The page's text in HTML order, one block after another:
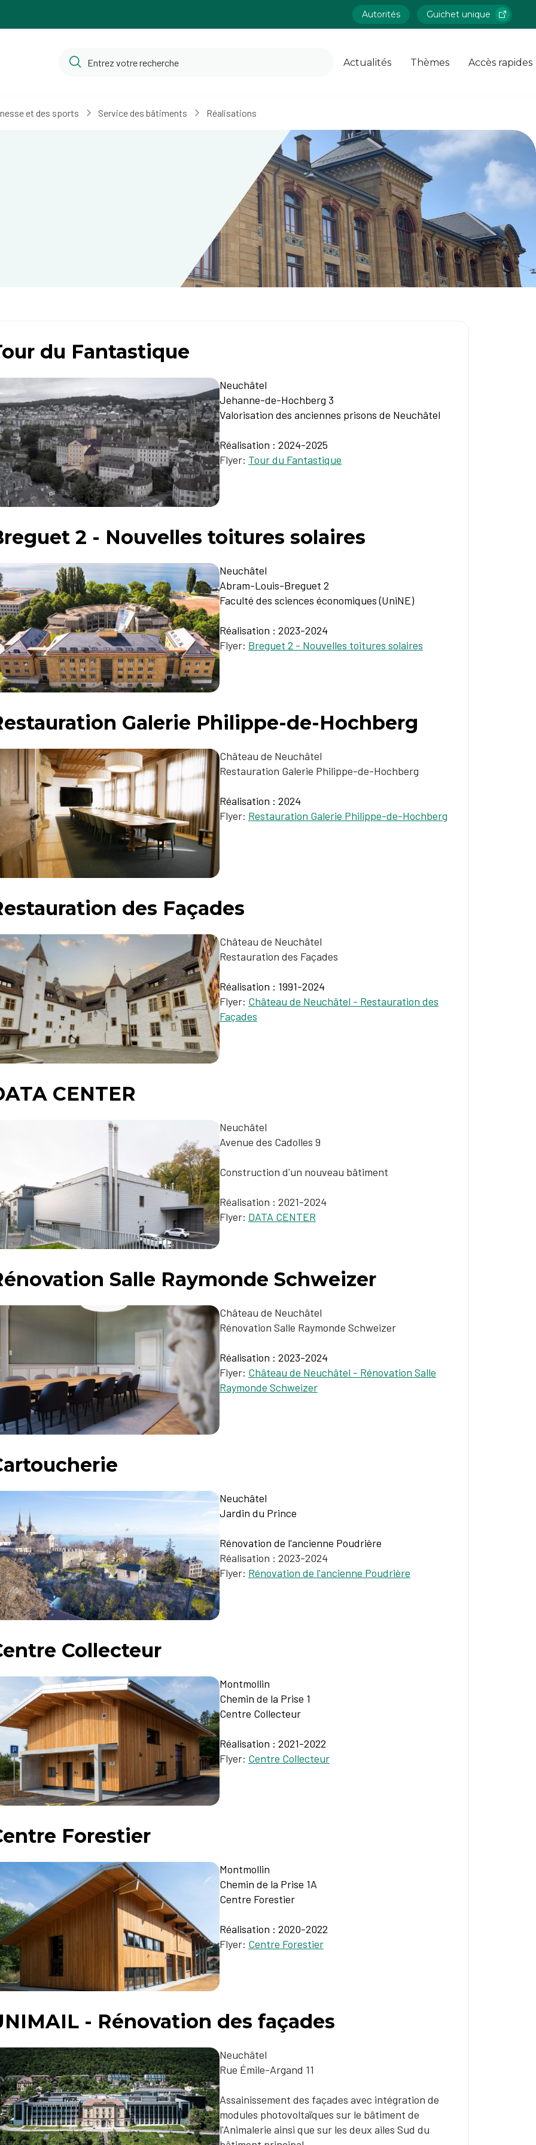
Autorités Guichet unique
Actualités Thèmes Accès rapides
et des sports Service des bâtiments Réalisations
du Fantastique
Neuchâtel
Jehanne-de-Hochberg 3
Valorisation des anciennes prisons de Neuchâtel
Réalisation : 2024-2025
Flyer: Tour du Fantastique
2 - Nouvelles toitures solaires
Neuchâtel
Abram-Louis-Breguet 2
Faculté des sciences économiques (UniNE)
Réalisation : 2023-2024
Flyer: Breguet 2 - Nouvelles toitures solaires
Galerie Philippe-de-Hochberg
Château de Neuchâtel
Restauration Galerie Philippe-de-Hochberg
Réalisation : 2024
Flyer: Restauration Galerie Philippe-de-Hochberg
des Façades
Château de Neuchâtel
Restauration des Façades
Réalisation : 1991-2024
Flyer: Château de Neuchâtel - Restauration des
Façades
CENTER​​​​​
Neuchâtel
Avenue des Cadolles 9
Construction d'un nouveau bâtiment
Réalisation : 2021-202​4
Flyer: DATA CENTER​​​​​
Salle Raymonde Schweizer
Château de Neuchâtel
Rénovation Salle Raymonde Schweizer
Réalisation : 2023-2024
Flyer: Château de Neuchâtel - Rénovation Salle
Raymonde Schweizer
Neuchâtel
Jardin du Prince
Rénovation de l'ancienne Poudrière
Réalisation : 2023-2024
Flyer: Rénovation de l'ancienne Poudrière
Collecteur
Montmollin
Chemin de la Prise 1
Centre Collecteur
Réalisation : 2021-2022
Flyer: Centre Collecteur
Forestier
Montmollin
Chemin de la Prise 1A
Centre Forestier
Réalisation : 2020-2022
Flyer: Centre Forestier
- Rénovation des façades
Neuchâtel
Rue Émile-Argand 11
Assainissement des façades avec intégration de
modules photovoltaïques sur le bâtiment de
l'Animalerie ainsi que sur les deux ailes Sud du